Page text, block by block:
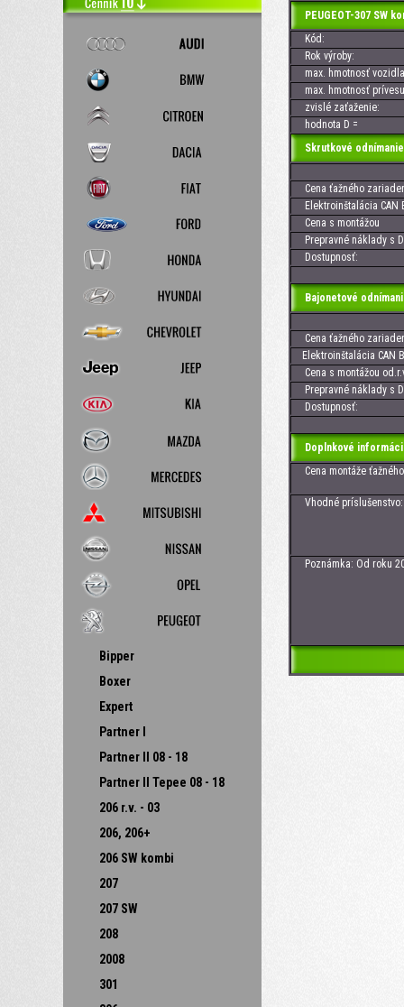
Bipper
Boxer
Expert
Partner I
Partner II 08 - 18
Partner II Tepee 08 - 18
206 r.v. - 03
206, 206+
206 SW kombi
207
207 SW
208
2008
301
PEUGEOT-307 SW
Kód:
Rok výroby:
max. hmotnosť
max. hmotnosť
zvislé zaťaženie:
hodnota D =
Skrutkové
Cena ťažného
Elektroinštalácia CAN
Cena s montážou
Prepravné náklady s
Dostupnosť:
Bajonetové
Cena ťažného
Elektroinštalácia CAN
Cena s montážou
Prepravné náklady s
Dostupnosť:
Doplnkové
Cena montáže
Vhodné príslušenstvo:
Poznámka: Od roku